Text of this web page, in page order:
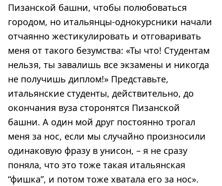
Пизанской башни, чтобы полюбоваться
городом, но итальянцы-однокурсники начали
отчаянно жестикулировать и отговаривать
меня от такого безумства: «Ты что! Студентам
нельзя, ты завалишь все экзамены и никогда
не получишь диплом!» Представьте,
итальянские студенты, действительно, до
окончания вуза сторонятся Пизанской
башни. А один мой друг постоянно трогал
меня за нос, если мы случайно произносили
одинаковую фразу в унисон, – я не сразу
поняла, что это тоже такая итальянская
“фишка”, и потом тоже хватала его за нос».